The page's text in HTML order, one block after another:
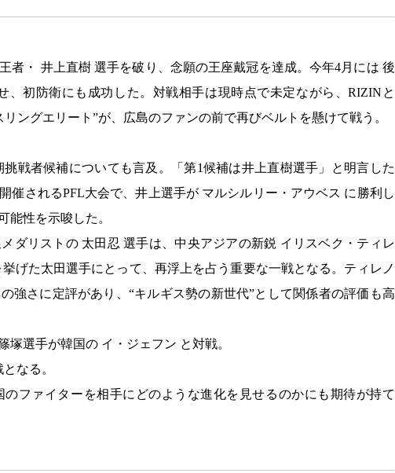
者・ 井上直樹 選手を破り、念願の王座戴冠を達成。今年4月には 後
、初防衛にも成功した。対戦相手は現時点で未定ながら、RIZINと
ングエリート”が、広島のファンの前で再びベルトを懸けて戦う。
戦者候補についても言及。「第1候補は井上直樹選手」と明言した
催されるPFL大会で、井上選手が マルシルリー・アウベス に勝利し
能性を示唆した。
ダリストの 太田忍 選手は、中央アジアの新鋭 イリスベク・ティレ
げた太田選手にとって、再浮上を占う重要な一戦となる。ティレノ
強さに定評があり、“キルギス勢の新世代”として関係者の評価も高
選手が韓国の イ・ジェフン と対戦。
なる。
ファイターを相手にどのような進化を見せるのかにも期待が持て